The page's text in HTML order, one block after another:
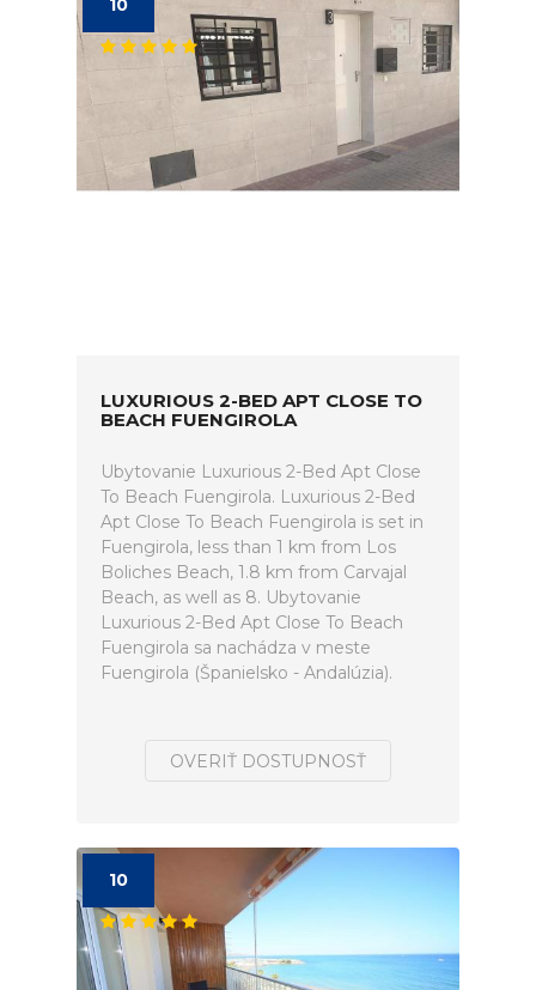
10
LUXURIOUS 2-BED APT CLOSE TO
BEACH FUENGIROLA
Ubytovanie Luxurious 2-Bed Apt Close
To Beach Fuengirola. Luxurious 2-Bed
Apt Close To Beach Fuengirola is set in
Fuengirola, less than 1 km from Los
Boliches Beach, 1.8 km from Carvajal
Beach, as well as 8. Ubytovanie
Luxurious 2-Bed Apt Close To Beach
Fuengirola sa nachádza v meste
Fuengirola (Španielsko - Andalúzia).
OVERIŤ DOSTUPNOSŤ
10